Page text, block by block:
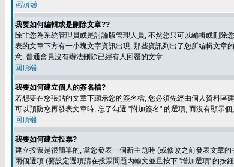
回頂端
我要如何編輯或是刪除文章??
除非您為系統管理員或是討論版管理人員, 不然您只可以編輯或刪除
表的文章下方有一小塊文字資訊出現, 那些資訊列出了您所編輯文章
意, 普通會員沒有辦法刪除已經有人回覆的文章.
回頂端
我要如何建立個人的簽名檔?
若想要在您張貼的文章下顯示您的簽名檔, 您必須先經由個人資料區
可以預防您再發表文章時, 忘了勾選 "附加簽名" 的選項, 而沒有顯示
回頂端
我要如何建立投票?
建立投票是很簡單的, 當您發表一個新主題時 (或修改之前發表文章
兩個選項 (要設定選項請在投票問題內輸文並且按下 '增加選項' 的按